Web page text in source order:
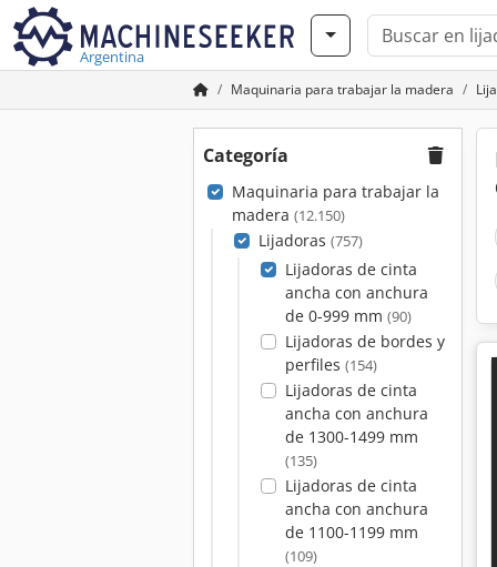
Argentina
Maquinaria para trabajar la madera
Categoría
Maquinaria para trabajar la
madera (12.150)
Lijadoras (757)
Lijadoras de cinta
ancha con anchura
de 0-999 mm (90)
Lijadoras de bordes y
perfiles (154)
Lijadoras de cinta
ancha con anchura
de 1300-1499 mm
(135)
Lijadoras de cinta
ancha con anchura
de 1100-1199 mm
(109)